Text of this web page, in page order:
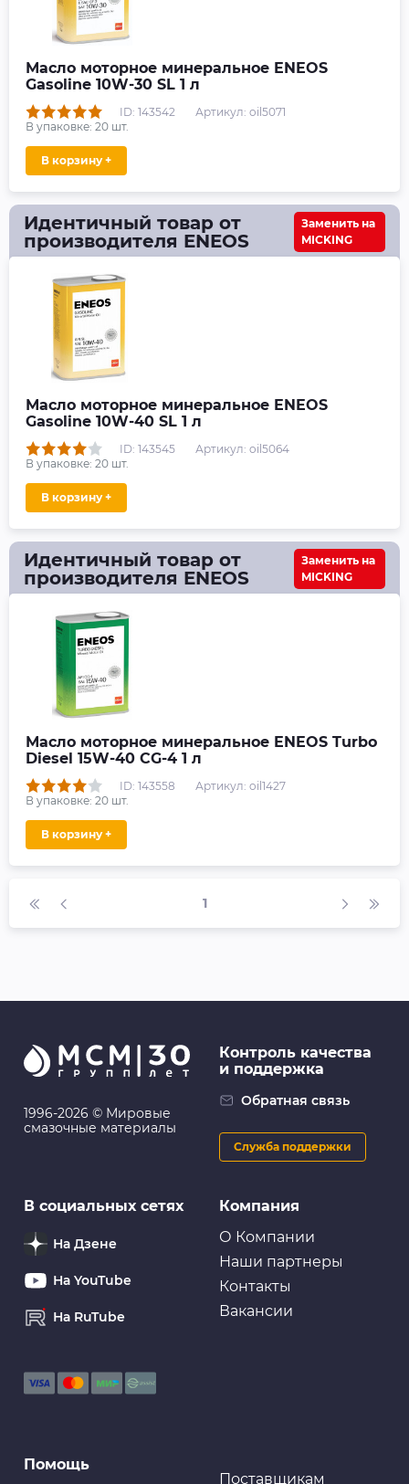
Масло моторное минеральное ENEOS
Gasoline 10W-30 SL 1 л
ID: 143542
Артикул: oil5071
В упаковке: 20 шт.
В корзину +
Идентичный товар от
производителя ENEOS
Заменить на
MICKING
Масло моторное минеральное ENEOS
Gasoline 10W-40 SL 1 л
ID: 143545
Артикул: oil5064
В упаковке: 20 шт.
В корзину +
Идентичный товар от
производителя ENEOS
Заменить на
MICKING
Масло моторное минеральное ENEOS Turbo
Diesel 15W-40 СG-4 1 л
ID: 143558
Артикул: oil1427
В упаковке: 20 шт.
В корзину +
1
1996-2026 © Мировые
смазочные материалы
Компания
О Компании
Наши партнеры
Контакты
Вакансии
Помощь
Поставщикам
Контроль качества
и поддержка
Обратная связь
Служба поддержки
В социальных сетях
На Дзене
На YouTube
На RuTube